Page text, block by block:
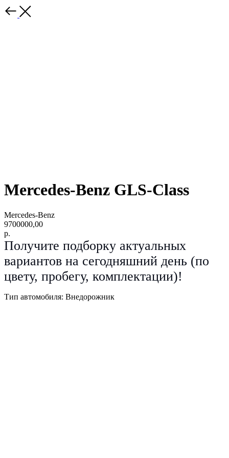
Mercedes-Benz GLS-Class
Mercedes-Benz
9700000,00
р.
Получите подборку актуальных
вариантов на сегодняшний день (по
цвету, пробегу, комплектации)!
Тип автомобиля: Внедорожник